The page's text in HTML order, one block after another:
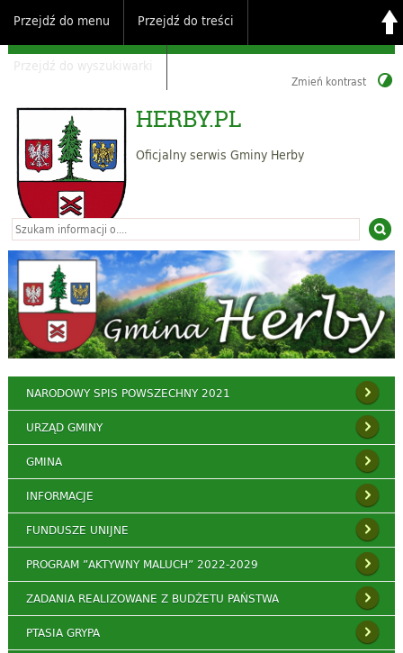
Przejdź do menu Przejdź do treści
Przejdź do wyszukiwarki
Zmień kontrast
HERBY.PL
Oficjalny serwis Gminy Herby
NARODOWY SPIS POWSZECHNY 2021
URZĄD GMINY
GMINA
INFORMACJE
FUNDUSZE UNIJNE
PROGRAM ”AKTYWNY MALUCH” 2022-2029
ZADANIA REALIZOWANE Z BUDŻETU PAŃSTWA
PTASIA GRYPA